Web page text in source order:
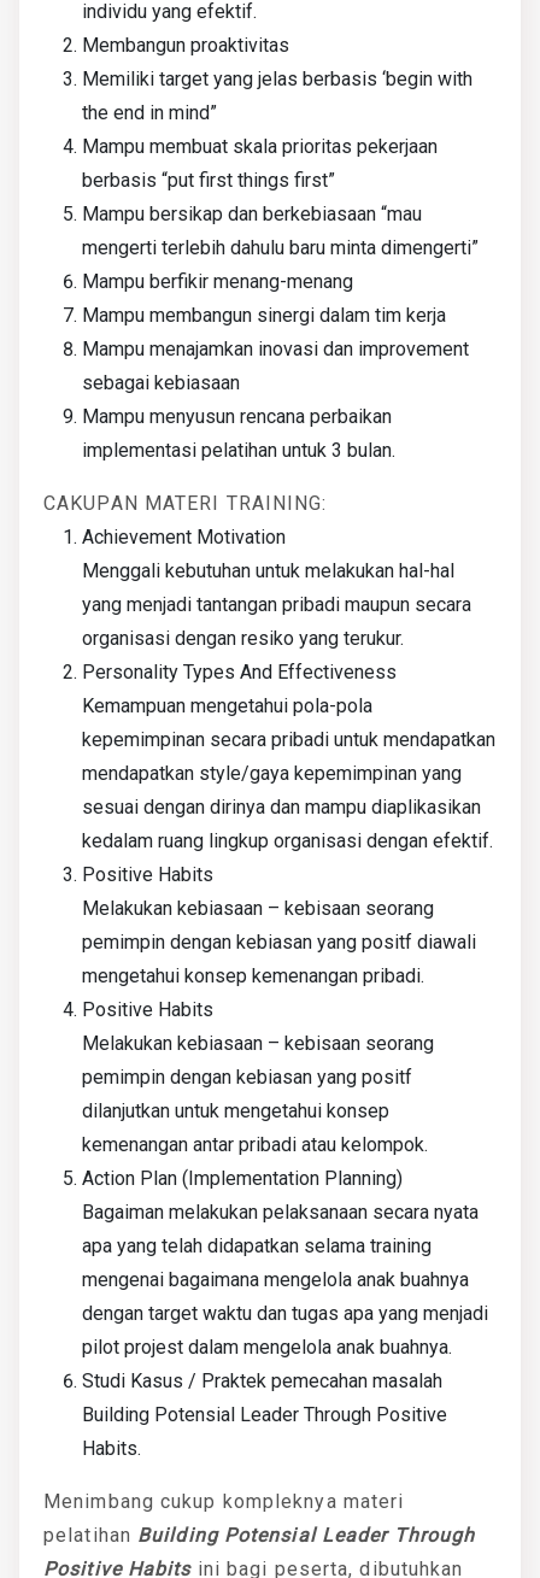
individu yang efektif.
Membangun proaktivitas
Memiliki target yang jelas berbasis ‘begin with
the end in mind”
Mampu membuat skala prioritas pekerjaan
berbasis “put first things first”
Mampu bersikap dan berkebiasaan “mau
mengerti terlebih dahulu baru minta dimengerti”
Mampu berfikir menang-menang
Mampu membangun sinergi dalam tim kerja
Mampu menajamkan inovasi dan improvement
sebagai kebiasaan
Mampu menyusun rencana perbaikan
implementasi pelatihan untuk 3 bulan.
CAKUPAN MATERI TRAINING:
Achievement Motivation
Menggali kebutuhan untuk melakukan hal-hal
yang menjadi tantangan pribadi maupun secara
organisasi dengan resiko yang terukur.
Personality Types And Effectiveness
Kemampuan mengetahui pola-pola
kepemimpinan secara pribadi untuk mendapatkan
mendapatkan style/gaya kepemimpinan yang
sesuai dengan dirinya dan mampu diaplikasikan
kedalam ruang lingkup organisasi dengan efektif.
Positive Habits
Melakukan kebiasaan – kebisaan seorang
pemimpin dengan kebiasan yang positf diawali
mengetahui konsep kemenangan pribadi.
Positive Habits
Melakukan kebiasaan – kebisaan seorang
pemimpin dengan kebiasan yang positf
dilanjutkan untuk mengetahui konsep
kemenangan antar pribadi atau kelompok.
Action Plan (Implementation Planning)
Bagaiman melakukan pelaksanaan secara nyata
apa yang telah didapatkan selama training
mengenai bagaimana mengelola anak buahnya
dengan target waktu dan tugas apa yang menjadi
pilot projest dalam mengelola anak buahnya.
Studi Kasus / Praktek pemecahan masalah
Building Potensial Leader Through Positive
Habits.
Menimbang cukup kompleknya materi
pelatihan Building Potensial Leader Through
Positive Habitsini bagi peserta, dibutuhkan